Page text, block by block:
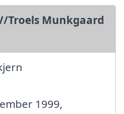
Troels Munkgaard
1999,